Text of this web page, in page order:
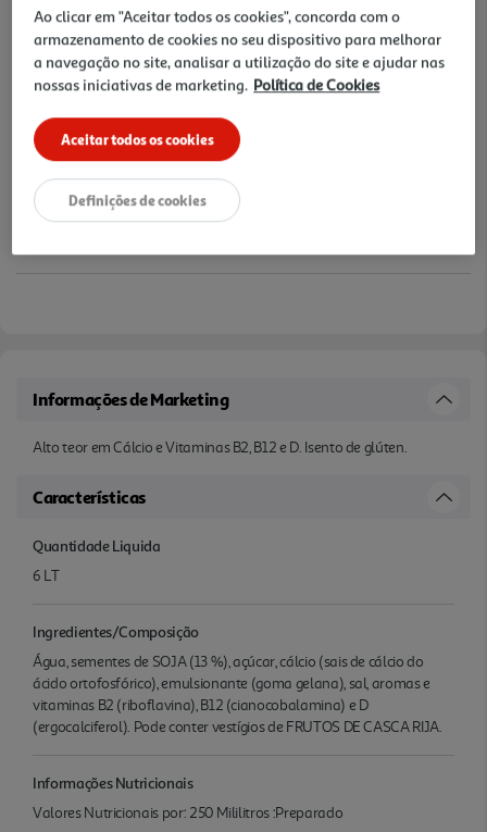
Notas de preparação
Informações de Marketing
Alto teor em Cálcio e Vitaminas B2, B12 e D. Isento de glúten.
Características
Quantidade Liquida
6 LT
Ingredientes/Composição
Água, sementes de SOJA (13 %), açúcar, cálcio (sais de cálcio do
ácido ortofosfórico), emulsionante (goma gelana), sal, aromas e
vitaminas B2 (riboflavina), B12 (cianocobalamina) e D
(ergocalciferol). Pode conter vestígios de FRUTOS DE CASCA RIJA.
Informações Nutricionais
Valores Nutricionais por: 250 Mililitros :Preparado
Ao clicar em "Aceitar todos os cookies", concorda com o
armazenamento de cookies no seu dispositivo para melhorar
a navegação no site, analisar a utilização do site e ajudar nas
nossas iniciativas de marketing. Política de Cookies
Aceitar todos os cookies
Definições de cookies